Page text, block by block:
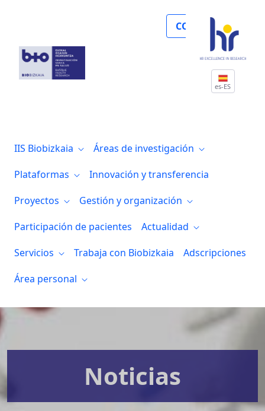
COLABORA
es-ES
IIS Biobizkaia
Áreas de investigación
Plataformas
Innovación y transferencia
Proyectos
Gestión y organización
Participación de pacientes
Actualidad
Servicios
Trabaja con Biobizkaia
Adscripciones
Área personal
Noticias